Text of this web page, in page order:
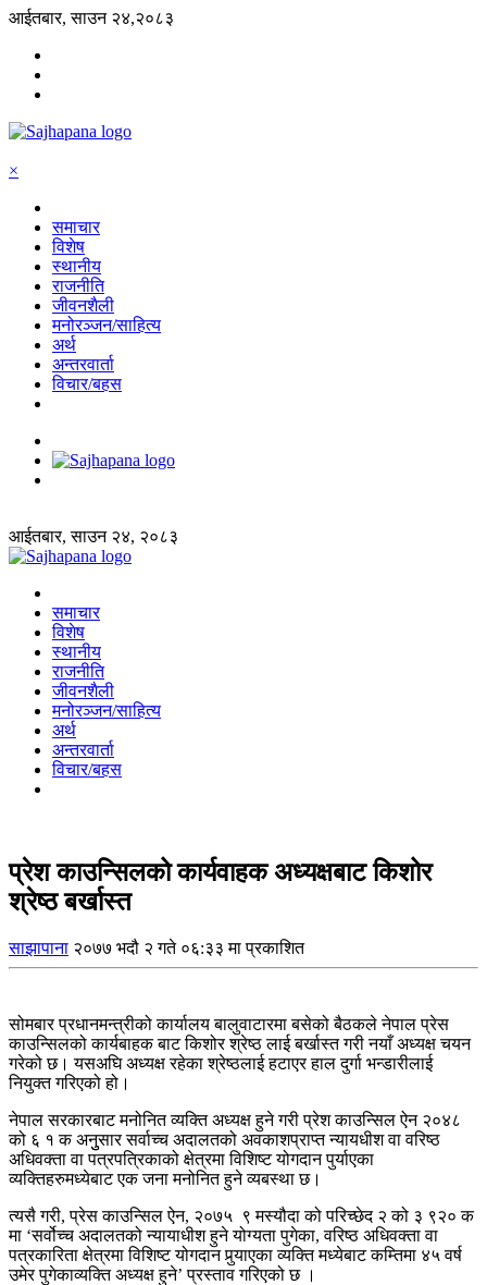
आईतबार, साउन २४,२०८३
×
समाचार
विशेष
स्थानीय
राजनीति
जीवनशैली
मनोरञ्जन/साहित्य
अर्थ
अन्तरवार्ता
विचार/बहस
आईतबार, साउन २४, २०८३
समाचार
विशेष
स्थानीय
राजनीति
जीवनशैली
मनोरञ्जन/साहित्य
अर्थ
अन्तरवार्ता
विचार/बहस
प्रेश काउन्सिलको कार्यवाहक अध्यक्षबाट किशोर
श्रेष्ठ बर्खास्त
साझापाना २०७७ भदौ २ गते ०६:३३ मा प्रकाशित
सोमबार प्रधानमन्त्रीको कार्यालय बालुवाटारमा बसेको बैठकले नेपाल प्रेस
काउन्सिलको कार्यबाहक बाट किशोर श्रेष्ठ लाई बर्खास्त गरी नयाँ अध्यक्ष चयन
गरेको छ। यसअघि अध्यक्ष रहेका श्रेष्ठलाई हटाएर हाल दुर्गा भन्डारीलाई
नियुक्त गरिएको हो।
नेपाल सरकारबाट मनोनित व्यक्ति अध्यक्ष हुने गरी प्रेश काउन्सिल ऐन २०४८
को ६ १ क अनुुसार सर्वाच्च अदालतको अवकाशप्राप्त न्यायधीश वा वरिष्ठ
अधिवक्ता वा पत्रपत्रिकाको क्षेत्रमा विशिष्ट योगदान पुर्याएका
व्यक्तिहरुमध्येबाट एक जना मनोनित हुने व्यबस्था छ।
त्यसै गरी, प्रेस काउन्सिल ऐन, २०७५ ९ मस्यौदा को परिच्छेद २ को ३ ९२० क
मा ‘सर्वोच्च अदालतको न्यायाधीश हुने योग्यता पुगेका, वरिष्ठ अधिवक्ता वा
पत्रकारिता क्षेत्रमा विशिष्ट योगदान पुर्‍याएका व्यक्ति मध्येबाट कम्तिमा ४५ वर्ष
उमेर पुगेकाव्यक्ति अध्यक्ष हुने’ प्रस्ताव गरिएको छ ।